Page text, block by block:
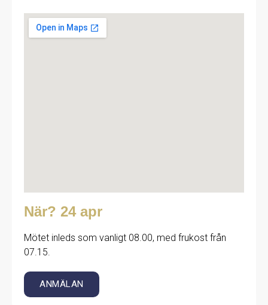
När? 24 apr
Mötet inleds som vanligt 08.00, med frukost från
07.15.
ANMÄLAN